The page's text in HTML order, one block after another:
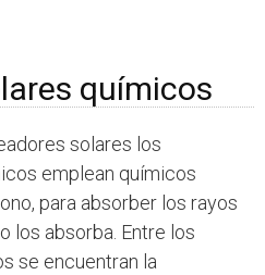
químicos
solares los
emplean químicos
para absorber los rayos
los absorba. Entre los
se encuentran la